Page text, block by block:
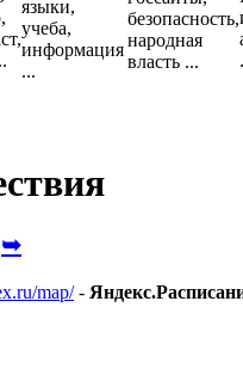
➥
map/-